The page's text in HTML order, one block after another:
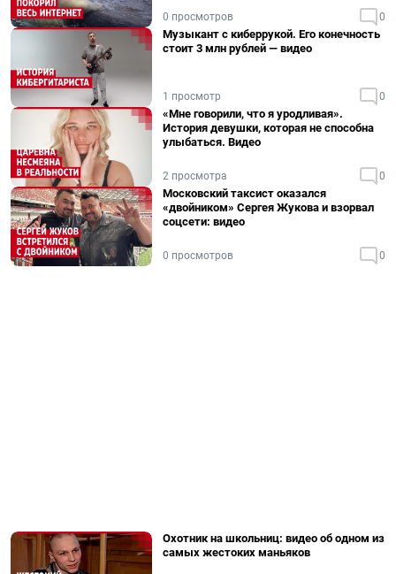
0 просмотров 0
Музыкант с киберрукой. Его конечность
стоит 3 млн рублей — видео
1 просмотр 0
«Мне говорили, что я уродливая».
История девушки, которая не способна
улыбаться. Видео
2 просмотра 0
Московский таксист оказался
«двойником» Сергея Жукова и взорвал
соцсети: видео
0 просмотров 0
Охотник на школьниц: видео об одном из
самых жестоких маньяков